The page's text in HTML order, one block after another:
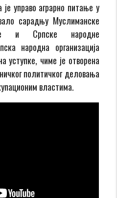
управо аграрно питање у
сарадњу Муслиманске
и Српске народне
народна организација
уступке, чиме је отворена
политичког деловања
властима.